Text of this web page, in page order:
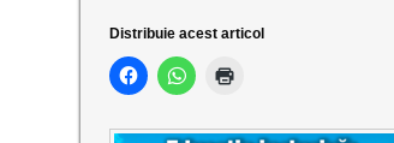
Distribuie acest articol